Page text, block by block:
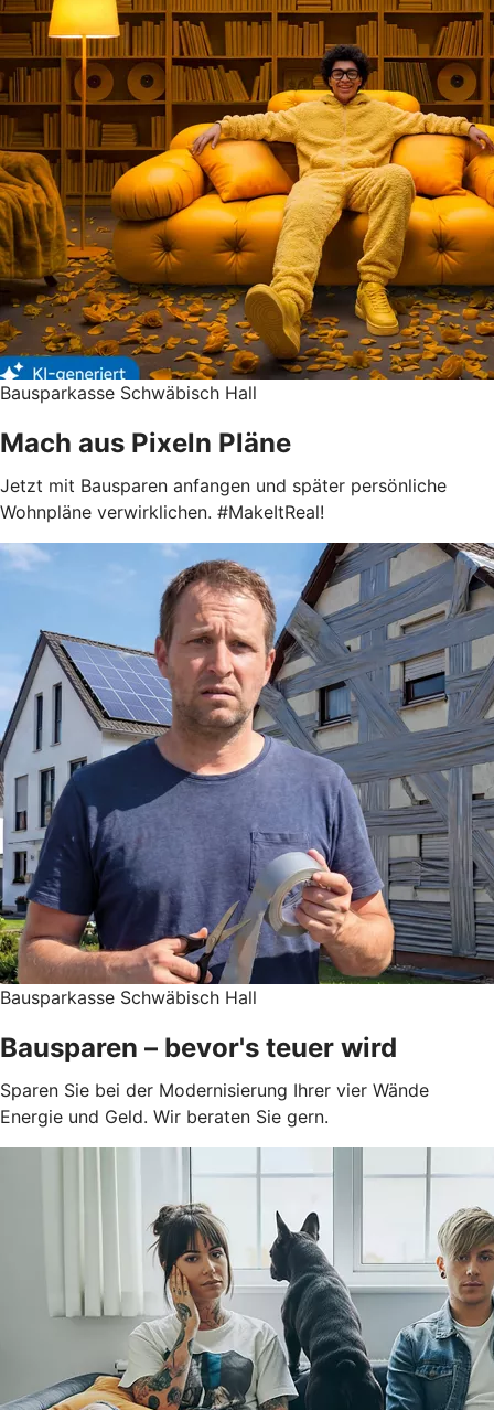
Bausparkasse Schwäbisch Hall
Mach aus Pixeln Pläne
Jetzt mit Bausparen anfangen und später persönliche
Wohnpläne verwirklichen. #MakeItReal!
Bausparkasse Schwäbisch Hall
Bausparen – bevor's teuer wird
Sparen Sie bei der Modernisierung Ihrer vier Wände
Energie und Geld. Wir beraten Sie gern.